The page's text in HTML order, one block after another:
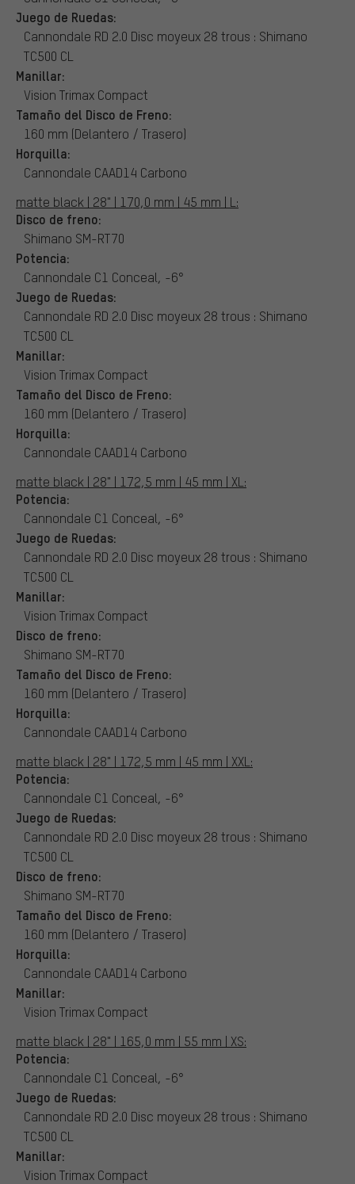
Juego de Ruedas:
Cannondale RD 2.0 Disc moyeux 28 trous : Shimano
TC500 CL
Manillar:
Vision Trimax Compact
Tamaño del Disco de Freno:
160 mm (Delantero / Trasero)
Horquilla:
Cannondale CAAD14 Carbono
matte black | 28" | 170,0 mm | 45 mm | L:
Disco de freno:
Shimano SM-RT70
Potencia:
Cannondale C1 Conceal, -6°
Juego de Ruedas:
Cannondale RD 2.0 Disc moyeux 28 trous : Shimano
TC500 CL
Manillar:
Vision Trimax Compact
Tamaño del Disco de Freno:
160 mm (Delantero / Trasero)
Horquilla:
Cannondale CAAD14 Carbono
matte black | 28" | 172,5 mm | 45 mm | XL:
Potencia:
Cannondale C1 Conceal, -6°
Juego de Ruedas:
Cannondale RD 2.0 Disc moyeux 28 trous : Shimano
TC500 CL
Manillar:
Vision Trimax Compact
Disco de freno:
Shimano SM-RT70
Tamaño del Disco de Freno:
160 mm (Delantero / Trasero)
Horquilla:
Cannondale CAAD14 Carbono
matte black | 28" | 172,5 mm | 45 mm | XXL:
Potencia:
Cannondale C1 Conceal, -6°
Juego de Ruedas:
Cannondale RD 2.0 Disc moyeux 28 trous : Shimano
TC500 CL
Disco de freno:
Shimano SM-RT70
Tamaño del Disco de Freno:
160 mm (Delantero / Trasero)
Horquilla:
Cannondale CAAD14 Carbono
Manillar:
Vision Trimax Compact
matte black | 28" | 165,0 mm | 55 mm | XS:
Potencia:
Cannondale C1 Conceal, -6°
Juego de Ruedas:
Cannondale RD 2.0 Disc moyeux 28 trous : Shimano
TC500 CL
Manillar:
Vision Trimax Compact